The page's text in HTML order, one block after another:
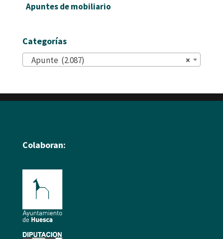
Apuntes de mobiliario
Categorías
×
Apunte (2.087)
Colaboran: